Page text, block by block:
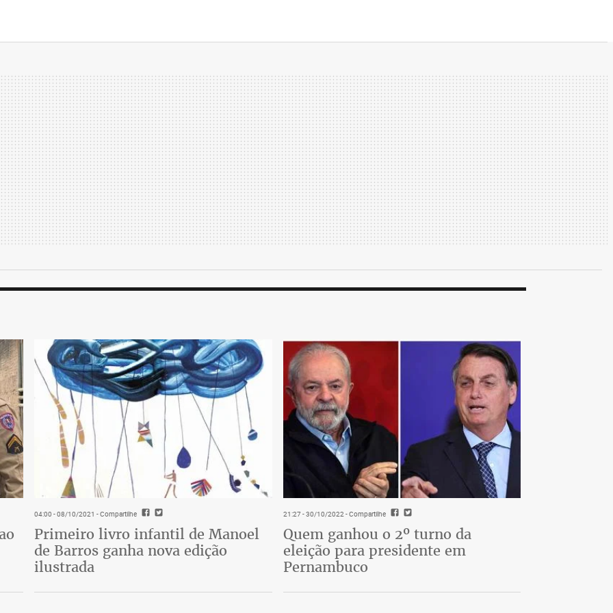
04:00 - 08/10/2021 - Compartilhe
Primeiro livro infantil de Manoel
de Barros ganha nova edição
ilustrada
21:27 - 30/10/2022- Compartilhe
Quem ganhou o 2º turno da
eleição para presidente em
Pernambuco